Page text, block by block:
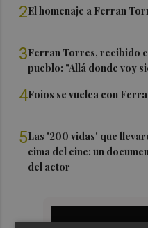
2El homenaje a Ferran
3Ferran Torres, recibido
pueblo: "Allá donde voy
4Foios se vuelca con
5Las '200 vidas' que
cima del cine: un
del actor